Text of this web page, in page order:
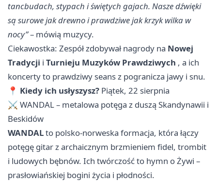
tancbudach, stypach i świętych gajach. Nasze dźwięki
są surowe jak drewno i prawdziwe jak krzyk wilka w
nocy”– mówią muzycy.
Ciekawostka: Zespół zdobywał nagrody na Nowej
Tradycji i Turnieju Muzyków Prawdziwych , a ich
koncerty to prawdziwy seans z pogranicza jawy i snu.
📍 Kiedy ich usłyszysz? Piątek, 22 sierpnia
⚔️ WANDAL – metalowa potęga z duszą Skandynawii i
Beskidów
WANDALto polsko-norweska formacja, która łączy
potęgę gitar z archaicznym brzmieniem fidel, trombit
i ludowych bębnów. Ich twórczość to hymn o Żywi –
prasłowiańskiej bogini życia i płodności.